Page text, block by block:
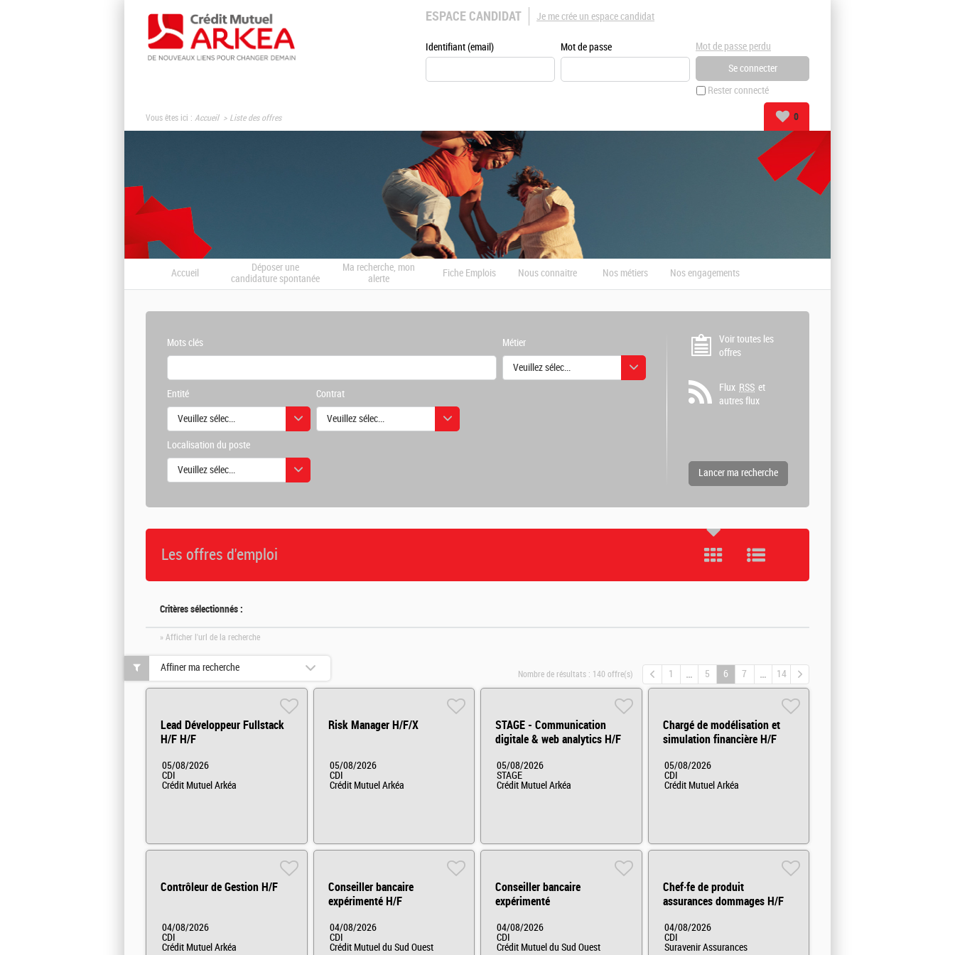
ESPACE CANDIDAT
Identifiant (email) Mot de passe
Rester connecté
Mot de passe perdu
Je me crée un espace candidat
Vous êtes ici : Accueil Liste des offres 0
Accueil
Déposer une
candidature spontanée
Ma recherche, mon
alerte
Fiche Emplois Nous connaitre Nos métiers Nos engagements
Mots clés Métier
Veuillez sélectionner une ou des valeurs
Entité
Veuillez sélectionner une ou des valeurs
Contrat
Veuillez sélectionner une ou des valeurs
Localisation du poste
Veuillez sélectionner une ou des valeurs
Voir toutes les
offres
Flux RSS et
autres flux
Les offres d'emploi
Critères sélectionnés :
» Afficher l'url de la recherche
Nombre de résultats : 140 offre(s) 1 5 6 7 14
Lead Développeur Fullstack
H/F H/F
05/08/2026
CDI
Crédit Mutuel Arkéa
Risk Manager H/F/X
05/08/2026
CDI
Crédit Mutuel Arkéa
STAGE - Communication
digitale & web analytics H/F
05/08/2026
STAGE
Crédit Mutuel Arkéa
Chargé de modélisation et
simulation financière H/F
05/08/2026
CDI
Crédit Mutuel Arkéa
Contrôleur de Gestion H/F
04/08/2026
CDI
Crédit Mutuel Arkéa
Conseiller bancaire
expérimenté H/F
04/08/2026
CDI
Crédit Mutuel du Sud Ouest
Conseiller bancaire
expérimenté
04/08/2026
CDI
Crédit Mutuel du Sud Ouest
Chef·fe de produit
assurances dommages H/F
04/08/2026
CDI
Suravenir Assurances
Affiner ma recherche